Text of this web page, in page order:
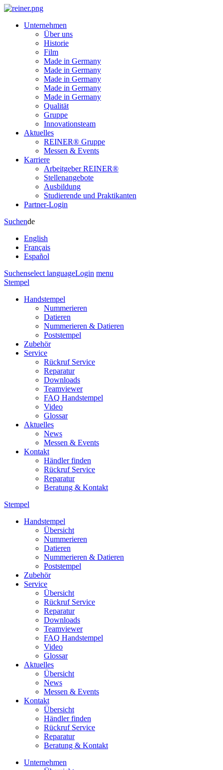
Unternehmen
Über uns
Historie
Film
Made in Germany
Made in Germany
Made in Germany
Made in Germany
Made in Germany
Qualität
Gruppe
Innovationsteam
Aktuelles
REINER® Gruppe
Messen & Events
Karriere
Arbeitgeber REINER®
Stellenangebote
Ausbildung
Studierende und Praktikanten
Partner-Login
Suchende
English
Français
Español
Suchenselect languageLogin menu
Stempel
Handstempel
Nummerieren
Datieren
Nummerieren & Datieren
Poststempel
Zubehör
Service
Rückruf Service
Reparatur
Downloads
Teamviewer
FAQ Handstempel
Video
Glossar
Aktuelles
News
Messen & Events
Kontakt
Händler finden
Rückruf Service
Reparatur
Beratung & Kontakt
Stempel
Handstempel
Übersicht
Nummerieren
Datieren
Nummerieren & Datieren
Poststempel
Zubehör
Service
Übersicht
Rückruf Service
Reparatur
Downloads
Teamviewer
FAQ Handstempel
Video
Glossar
Aktuelles
Übersicht
News
Messen & Events
Kontakt
Übersicht
Händler finden
Rückruf Service
Reparatur
Beratung & Kontakt
Unternehmen